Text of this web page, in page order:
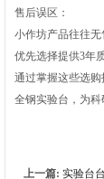
售后误区‌：
小作坊产品往往无
优先选择提供3年
通过掌握这些选
全钢实验台，为科
上一篇: 实验台